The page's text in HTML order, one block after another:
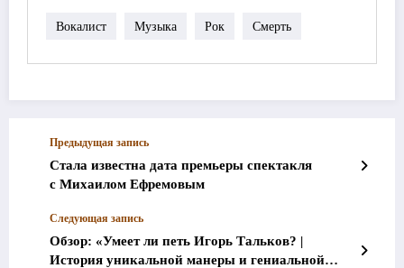
Вокалист Музыка Рок Смерть
Предыдущая запись
Стала известна дата премьеры спектакля
с Михаилом Ефремовым
Следующая запись
Обзор: «Умеет ли петь Игорь Тальков? |
История уникальной манеры и гениальной